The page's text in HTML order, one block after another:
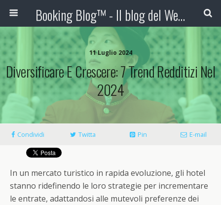
Booking Blog™ - Il blog del Web Marketing Turistico
11 Luglio 2024
Diversificare E Crescere: 7 Trend Redditizi Nel
2024
Condividi Twitta Pin E-mail
In un mercato turistico in rapida evoluzione, gli hotel
stanno ridefinendo le loro strategie per incrementare
le entrate, adattandosi alle mutevoli preferenze dei